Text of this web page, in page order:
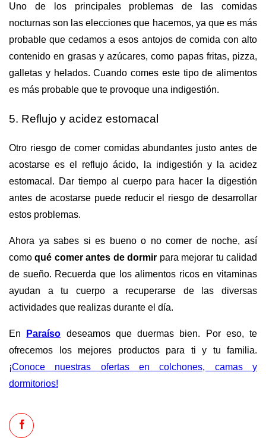
Uno de los principales problemas de las comidas
nocturnas son las elecciones que hacemos, ya que es más
probable que cedamos a esos antojos de comida con alto
contenido en grasas y azúcares, como papas fritas, pizza,
galletas y helados. Cuando comes este tipo de alimentos
es más probable que te provoque una indigestión.
5. Reflujo y acidez estomacal
Otro riesgo de comer comidas abundantes justo antes de
acostarse es el reflujo ácido, la indigestión y la acidez
estomacal. Dar tiempo al cuerpo para hacer la digestión
antes de acostarse puede reducir el riesgo de desarrollar
estos problemas.
Ahora ya sabes si es bueno o no comer de noche, así
comoqué comer antes de dormir para mejorar tu calidad
de sueño. Recuerda que los alimentos ricos en vitaminas
ayudan a tu cuerpo a recuperarse de las diversas
actividades que realizas durante el día.
En Paraíso deseamos que duermas bien. Por eso, te
ofrecemos los mejores productos para ti y tu familia.
¡Conoce nuestras ofertas en colchones, camas y
dormitorios!